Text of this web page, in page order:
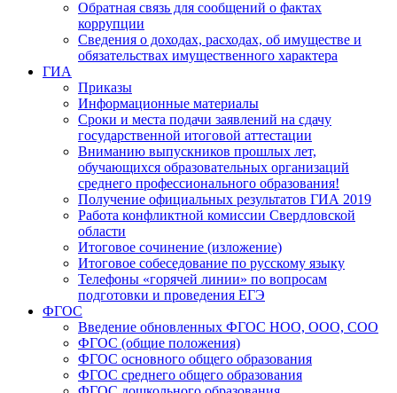
Обратная связь для сообщений о фактах
коррупции
Сведения о доходах, расходах, об имуществе и
обязательствах имущественного характера
ГИА
Приказы
Информационные материалы
Сроки и места подачи заявлений на сдачу
государственной итоговой аттестации
Вниманию выпускников прошлых лет,
обучающихся образовательных организаций
среднего профессионального образования!
Получение официальных результатов ГИА 2019
Работа конфликтной комиссии Свердловской
области
Итоговое сочинение (изложение)
Итоговое собеседование по русскому языку
Телефоны «горячей линии» по вопросам
подготовки и проведения ЕГЭ
ФГОС
Введение обновленных ФГОС НОО, ООО, СОО
ФГОС (общие положения)
ФГОС основного общего образования
ФГОС среднего общего образования